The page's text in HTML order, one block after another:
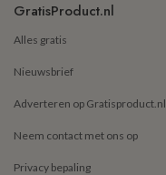
GratisProduct.nl
Alles gratis
Nieuwsbrief
Adverteren op Gratisproduct.nl
Neem contact met ons op
Privacy bepaling